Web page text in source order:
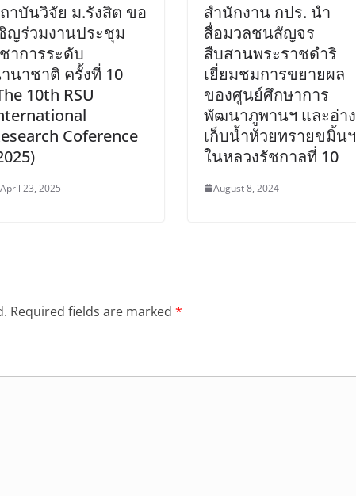
าบันวิจัย ม.รังสิต ขอ
ญร่วมงานประชุม
าการระดับ
นาชาติ ครั้งที่ 10
10th RSU
Coference
April 23, 2025
สำนักงาน​ กปร. นำ
สื่อมวลชนสัญจร
สืบสานพระราชดำริ​
เยี่ยมชมการขยายผล
ของศูนย์ศึกษาการ
พัฒนาภูพานฯ และอ่าง
เก็บน้ำห้วยทรายขมิ้นฯ​
ในหลวงรัชกาลที่ 10
August 8, 2024
Required fields are marked *